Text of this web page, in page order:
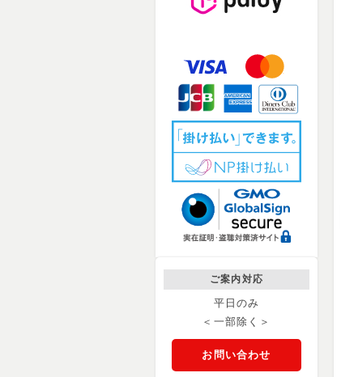
ご案内対応
平日のみ
＜一部除く＞
お問い合わせ